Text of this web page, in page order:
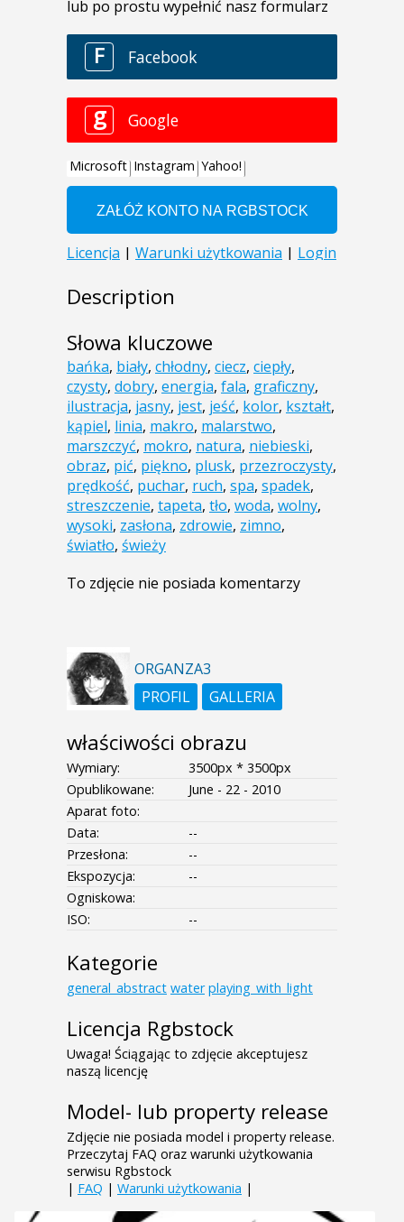
Description
Słowa kluczowe
bańka, biały, chłodny, ciecz, ciepły,
czysty, dobry, energia, fala, graficzny,
ilustracja, jasny, jest, jeść, kolor, kształt,
kąpiel, linia, makro, malarstwo,
marszczyć, mokro, natura, niebieski,
obraz, pić, piękno, plusk, przezroczysty,
prędkość, puchar, ruch, spa, spadek,
streszczenie, tapeta, tło, woda, wolny,
wysoki, zasłona, zdrowie, zimno,
światło, świeży
To zdjęcie nie posiada komentarzy
ORGANZA3
PROFIL
GALLERIA
właściwości obrazu
Wymiary:
3500px * 3500px
Opublikowane:
June - 22 - 2010
Aparat foto:
Data:
--
Przesłona:
--
Ekspozycja:
--
Ogniskowa:
ISO:
--
Kategorie
general_abstract water playing_with_light
Licencja Rgbstock
Uwaga! Ściągając to zdjęcie akceptujesz
naszą licencję
Model- lub property release
Zdjęcie nie posiada model i property release.
Przeczytaj FAQ oraz warunki użytkowania
serwisu Rgbstock
| FAQ | Warunki użytkowania |